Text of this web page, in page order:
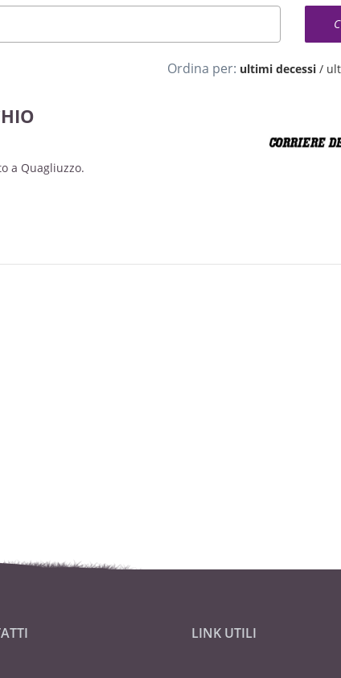
Ordina per: ultimi decessi/
a Quagliuzzo.
LINK UTILI